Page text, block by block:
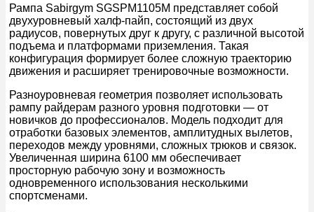
Рампа Sabirgym SGSPM1105M представляет собой
двухуровневый халф-пайп, состоящий из двух
радиусов, повернутых друг к другу, с различной высотой
подъема и платформами приземления. Такая
конфигурация формирует более сложную траекторию
движения и расширяет тренировочные возможности.
Разноуровневая геометрия позволяет использовать
рампу райдерам разного уровня подготовки — от
новичков до профессионалов. Модель подходит для
отработки базовых элементов, амплитудных вылетов,
переходов между уровнями, сложных трюков и связок.
Увеличенная ширина 6100 мм обеспечивает
просторную рабочую зону и возможность
одновременного использования несколькими
спортсменами.